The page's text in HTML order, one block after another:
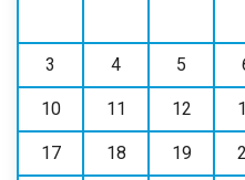
3 4 5
10 11 12
17 18 19